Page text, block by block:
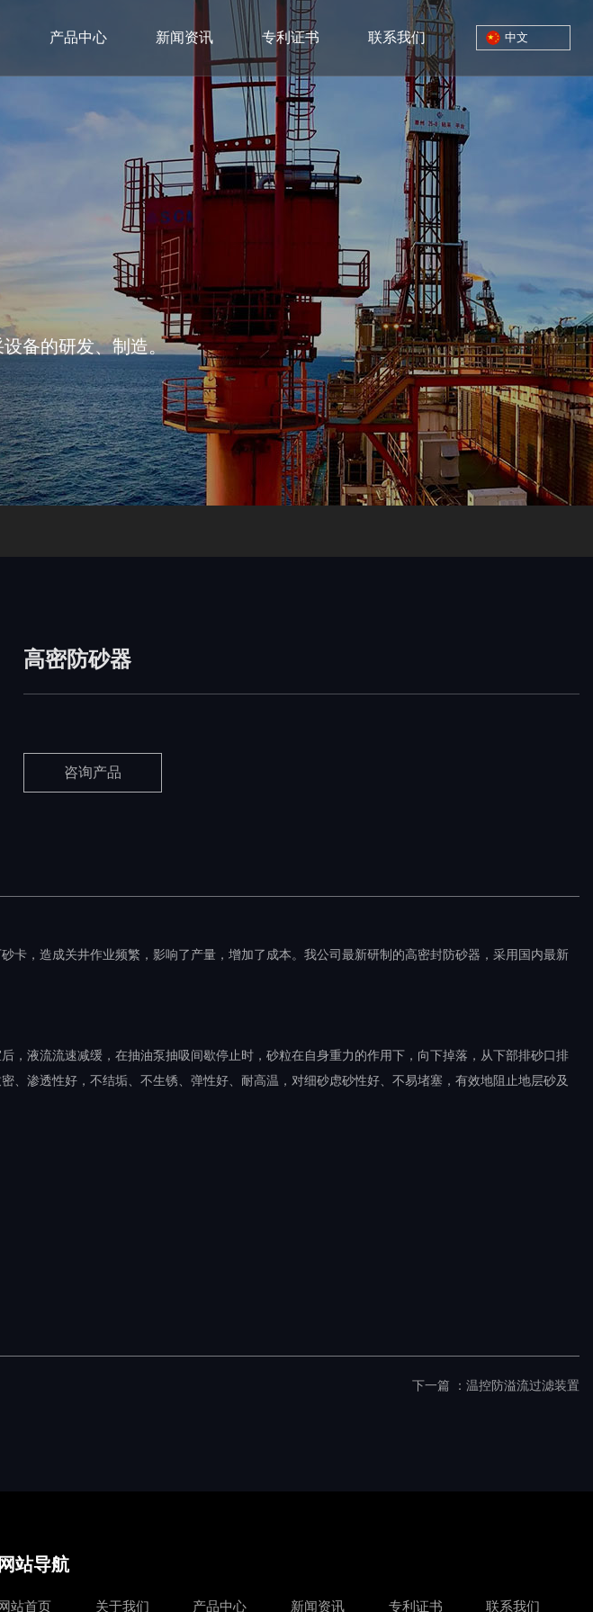
产品中心 新闻资讯 专利证书 联系我们 中文
备的研发、制造。
高密防砂器
咨询产品
，造成关井作业频繁，影响了产量，增加了成本。我公司最新研制的高密封防砂器，采用国内最新
液流流速减缓，在抽油泵抽吸间歇停止时，砂粒在自身重力的作用下，向下掉落，从下部排砂口排
渗透性好，不结垢、不生锈、弹性好、耐高温，对细砂虑砂性好、不易堵塞，有效地阻止地层砂及
下一篇 ： 温控防溢流过滤装置
网站导航
站首页 关于我们 产品中心 新闻资讯 专利证书 联系我们